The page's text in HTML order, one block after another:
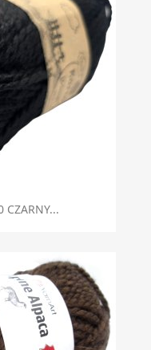
CZARNY...